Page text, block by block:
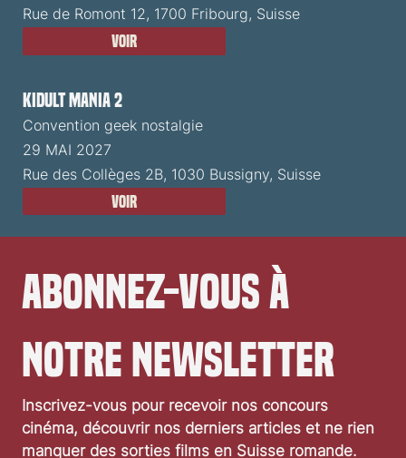
Rue de Romont 12, 1700 Fribourg, Suisse
Voir
Kidult Mania 2
Convention geek nostalgie
29 MAI 2027
Rue des Collèges 2B, 1030 Bussigny, Suisse
Voir
Abonnez-vous à
notre newsletter
Inscrivez-vous pour recevoir nos concours
cinéma, découvrir nos derniers articles et ne rien
manquer des sorties films en Suisse romande.